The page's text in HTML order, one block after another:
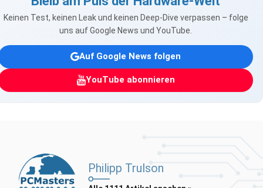
Keinen Test, keinen Leak und keinen Deep-Dive verpassen – folge
uns auf Google News und YouTube.
Auf Google News folgen
YouTube abonnieren
Philipp Trulson